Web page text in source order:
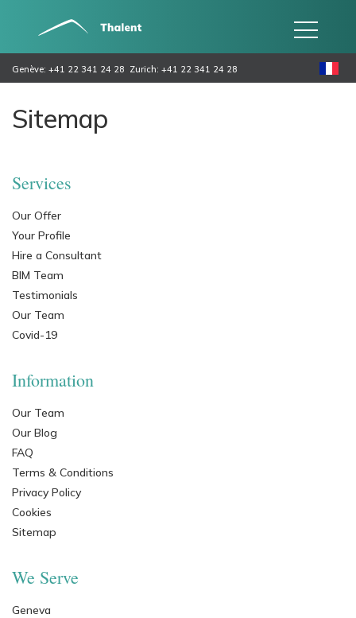
Genève: +41 22 341 24 28 Zurich: +41 22 341 24 28
Sitemap
Services
Our Offer
Your Profile
Hire a Consultant
BIM Team
Testimonials
Our Team
Covid-19
Information
Our Team
Our Blog
FAQ
Terms & Conditions
Privacy Policy
Cookies
Sitemap
We Serve
Geneva